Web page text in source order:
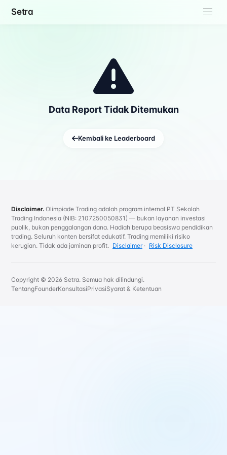
Setra
Data Report Tidak Ditemukan
Kembali ke Leaderboard
Disclaimer. Olimpiade Trading adalah program internal PT Sekolah
Trading Indonesia (NIB: 2107250050831) — bukan layanan investasi
publik, bukan penggalangan dana. Hadiah berupa beasiswa pendidikan
trading. Seluruh konten bersifat edukatif. Trading memiliki risiko
kerugian. Tidak ada jaminan profit. Disclaimer· Risk Disclosure
Copyright © 2026 Setra. Semua hak dilindungi.
TentangFounderKonsultasiPrivasiSyarat & Ketentuan